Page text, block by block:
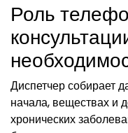
Роль
Диспетчер собирает
начала, веществах и
хронических